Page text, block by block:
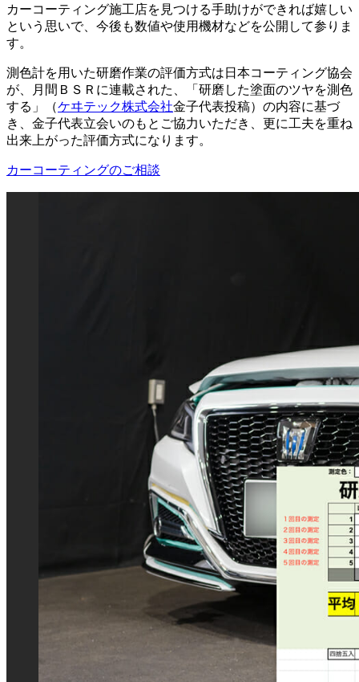
カーコーティング施工店を見つける手助けができれば嬉しい
という思いで、今後も数値や使用機材などを公開して参りま
す。
測色計を用いた研磨作業の評価方式は日本コーティング協会
が、月間ＢＳＲに連載された、「研磨した塗面のツヤを測色
する」（ケヰテック株式会社金子代表投稿）の内容に基づ
き、金子代表立会いのもとご協力いただき、更に工夫を重ね
出来上がった評価方式になります。
カーコーティングのご相談